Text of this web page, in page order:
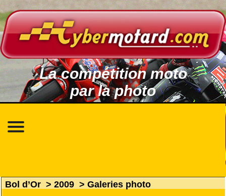
La compétition moto
par la photo
Bol d’Or > 2009 > Galeries photo